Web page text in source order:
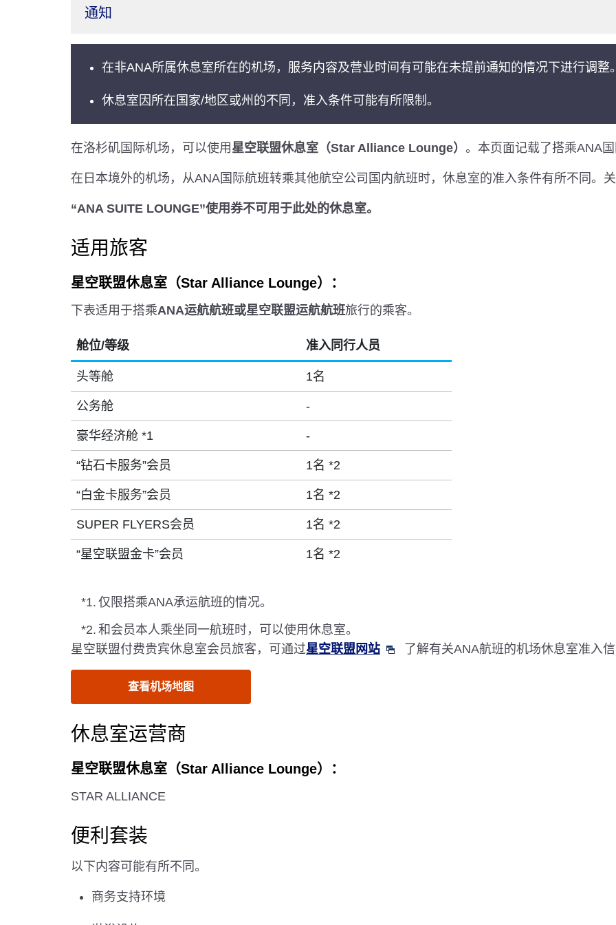
通知
在非ANA所属休息室所在的机场，服务内容及营业时间有可能在未提前通知的情况下进行调整
休息室因所在国家/地区或州的不同，准入条件可能有所限制。
在洛杉矶国际机场，可以使用 星空联盟休息室（Star Alliance Lounge） 。本页面记载了搭乘ANA
在日本境外的机场，从ANA国际航班转乘其他航空公司国内航班时，休息室的准入条件有所不同。
“ANA SUITE LOUNGE”使用券不可用于此处的休息室。
适用旅客
星空联盟休息室（Star Alliance Lounge）：
下表适用于搭乘ANA运航航班或星空联盟运航航班旅行的乘客。
舱位/等级 准入同行人员
头等舱 1名
公务舱 -
豪华经济舱 *1 -
“钻石卡服务”会员 1名 *2
“白金卡服务”会员 1名 *2
SUPER FLYERS会员 1名 *2
“星空联盟金卡”会员 1名 *2
*1. 仅限搭乘ANA承运航班的情况。
*2. 和会员本人乘坐同一航班时，可以使用休息室。
星空联盟付费贵宾休息室会员旅客，可通过星空联盟网站 了解有关ANA航班的机场休息室准入
查看机场地图
休息室运营商
星空联盟休息室（Star Alliance Lounge）：
STAR ALLIANCE
便利套装
以下内容可能有所不同。
商务支持环境